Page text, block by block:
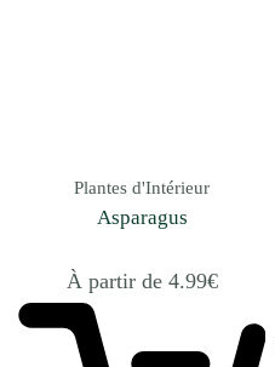
Plantes d'Intérieur
Asparagus
À partir de 4.99€